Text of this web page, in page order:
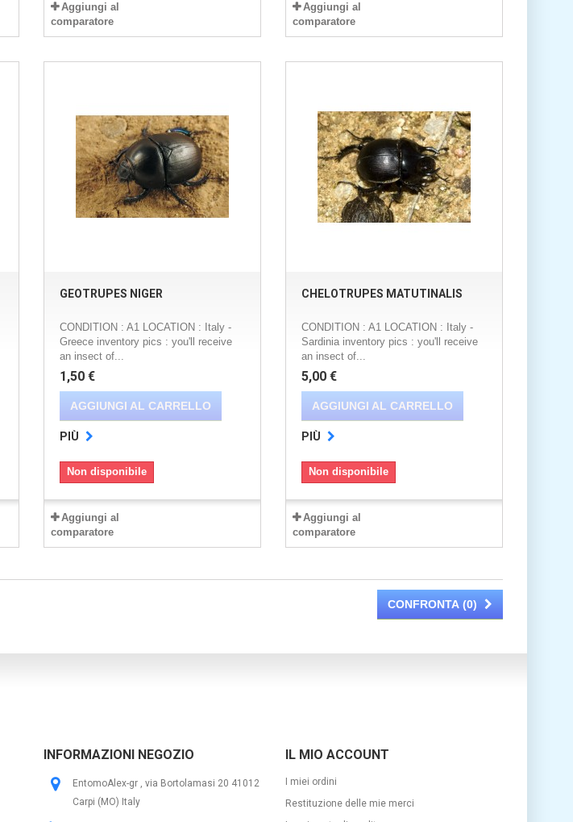
Aggiungi al
comparatore
Aggiungi al
comparatore
GEOTRUPES NIGER
CONDITION : A1 LOCATION : Italy -
Greece inventory pics : you'll receive
an insect of...
1,50 €
AGGIUNGI AL CARRELLO
PIÙ
Non disponibile
Aggiungi al
comparatore
CHELOTRUPES MATUTINALIS
CONDITION : A1 LOCATION : Italy -
Sardinia inventory pics : you'll receive
an insect of...
5,00 €
AGGIUNGI AL CARRELLO
PIÙ
Non disponibile
Aggiungi al
comparatore
CONFRONTA (0)
INFORMAZIONI NEGOZIO
EntomoAlex-gr , via Bortolamasi 20 41012
Carpi (MO) Italy
IL MIO ACCOUNT
I miei ordini
Restituzione delle mie merci